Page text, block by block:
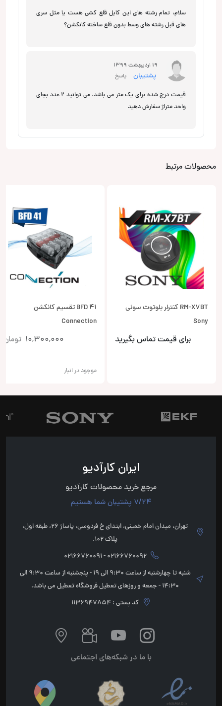
سلام، تمام رشته های این کابل قلع کشی هست یا مثل سری
های قبل رشته های وسط بدون قلع ساخته کانکشن؟
19 اردیبهشت 1399
پشتیبان پاسخ
قیمت درج شده برای یک متر می باشد. می توانید 2 عدد بجای
واحد متراژ سفارش دهید
محصولات مرتبط
RM-X7BT کنترلر بلوتوث سونی
Sony
برای قیمت تماس بگیرید
BFD 41 تقسیم کانکشن
Connection
10,300,000 تومان
موجود در انبار
ایران کارآدیو
مرجع خرید محصولات کارآدیو
7/24 پشتیبان شما هستیم
تهران، میدان امام خمینی، ابتدای خ فردوسی، پاساژ 26، طبقه اول،
پلاک 102.
02166760092 - 02166760091
شنبه تا چهارشنبه از ساعت 9:30 الی 19 - پنجشنبه از ساعت 9:30 الی
14:30 - جمعه و روزهای تعطیل فروشگاه تعطیل می باشد.
کد پستی : 1136947854
با ما در شبکه‌های اجتماعی